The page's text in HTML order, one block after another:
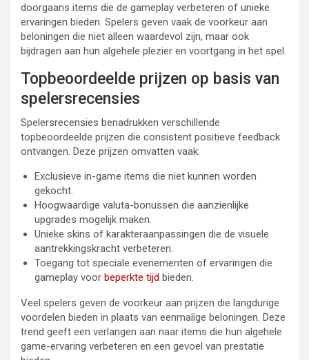
doorgaans items die de gameplay verbeteren of unieke
ervaringen bieden. Spelers geven vaak de voorkeur aan
beloningen die niet alleen waardevol zijn, maar ook
bijdragen aan hun algehele plezier en voortgang in het spel.
Topbeoordeelde prijzen op basis van
spelersrecensies
Spelersrecensies benadrukken verschillende
topbeoordeelde prijzen die consistent positieve feedback
ontvangen. Deze prijzen omvatten vaak:
Exclusieve in-game items die niet kunnen worden
gekocht.
Hoogwaardige valuta-bonussen die aanzienlijke
upgrades mogelijk maken.
Unieke skins of karakteraanpassingen die de visuele
aantrekkingskracht verbeteren.
Toegang tot speciale evenementen of ervaringen die
gameplay voor beperkte tijd bieden.
Veel spelers geven de voorkeur aan prijzen die langdurige
voordelen bieden in plaats van eenmalige beloningen. Deze
trend geeft een verlangen aan naar items die hun algehele
game-ervaring verbeteren en een gevoel van prestatie